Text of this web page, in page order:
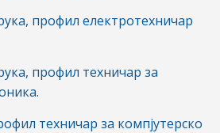
профил електротехничар
профил техничар за
техничар за компјутерско